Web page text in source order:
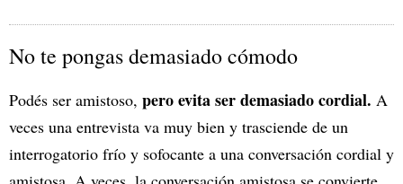
No te pongas demasiado cómodo
Podés ser amistoso, pero evita ser demasiado cordial. A
veces una entrevista va muy bien y trasciende de un
interrogatorio frío y sofocante a una conversación cordial y